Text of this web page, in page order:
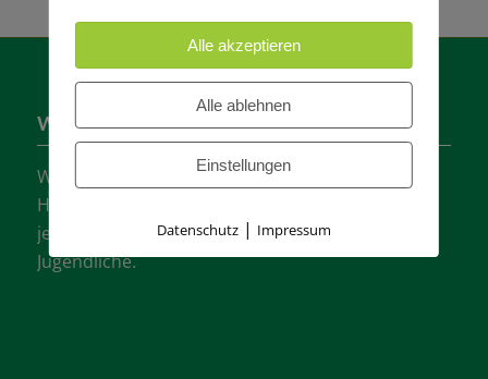
Wer sind wir?
Wir sind einer der größten Tennisvereine
Hannovers mit vielen aktiven Mannschaften in
jeder Altersklasse für Damen, Herren und
Jugendliche.
Alle akzeptieren
Alle ablehnen
Einstellungen
Datenschutz| Impressum